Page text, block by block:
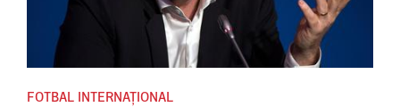
FOTBAL INTERNAȚIONAL